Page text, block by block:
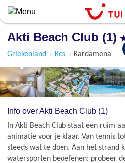
Overslaan
en
algemene
Akti Beach Club (1)
Griekenland Kos Kardamena
Info over Akti Beach Club (1)
In Akti Beach Club staat een ruim
animatie voor je klaar. Van tennis
steeds wat te doen. Aan het strand
watersporten beoefenen: probeer